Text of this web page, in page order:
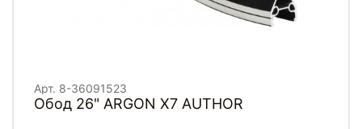
Арт. 8-36091523
Обод 26" ARGON X7 AUTHOR